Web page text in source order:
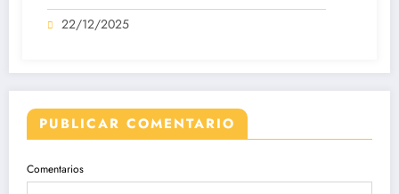
22/12/2025
PUBLICAR COMENTARIO
Comentarios